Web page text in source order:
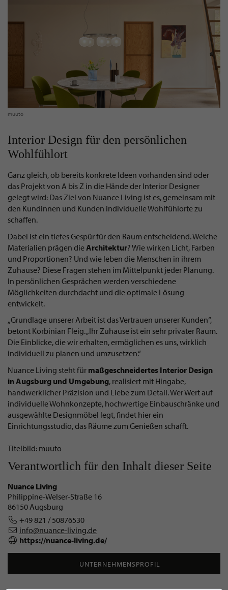
muuto
Interior Design für den persönlichen
Wohlfühlort
Ganz gleich, ob bereits konkrete Ideen vorhanden sind oder
das Projekt von A bis Z in die Hände der Interior Designer
gelegt wird: Das Ziel von Nuance Living ist es, gemeinsam mit
den Kundinnen und Kunden individuelle Wohlfühlorte zu
schaffen.
Dabei ist ein tiefes Gespür für den Raum entscheidend. Welche
Materialien prägen dieArchitektur? Wie wirken Licht, Farben
und Proportionen? Und wie leben die Menschen in ihrem
Zuhause? Diese Fragen stehen im Mittelpunkt jeder Planung.
In persönlichen Gesprächen werden verschiedene
Möglichkeiten durchdacht und die optimale Lösung
entwickelt.
„Grundlage unserer Arbeit ist das Vertrauen unserer Kunden“,
betont Korbinian Fleig. „Ihr Zuhause ist ein sehr privater Raum.
Die Einblicke, die wir erhalten, ermöglichen es uns, wirklich
individuell zu planen und umzusetzen.“
Nuance Living steht für maßgeschneidertes Interior Design
in Augsburg und Umgebung, realisiert mit Hingabe,
handwerklicher Präzision und Liebe zum Detail. Wer Wert auf
individuelle Wohnkonzepte, hochwertige Einbauschränke und
ausgewählte Designmöbel legt, findet hier ein
Einrichtungsstudio, das Räume zum Genießen schafft.
Titelbild: muuto
Verantwortlich für den Inhalt dieser Seite
Nuance Living
Philippine-Welser-Straße 16
86150 Augsburg
+49 821 / 50876530
info@nuance-living.de
https://nuance-living.de/
UNTERNEHMENSPROFIL